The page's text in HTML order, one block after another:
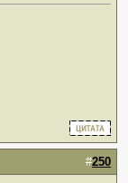
#250